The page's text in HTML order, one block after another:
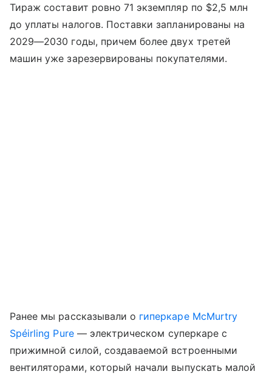
Тираж составит ровно 71 экземпляр по $2,5 млн
до уплаты налогов. Поставки запланированы на
2029—2030 годы, причем более двух третей
машин уже зарезервированы покупателями.
Ранее мы рассказывали о гиперкаре McMurtry
Spéirling Pure— электрическом суперкаре с
прижимной силой, создаваемой встроенными
вентиляторами, который начали выпускать малой